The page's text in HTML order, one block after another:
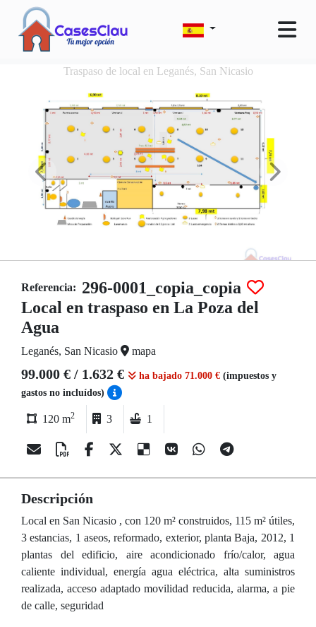
Traspaso de local en Leganés, San Nicasio
Referencia: 296-0001_copia_copia
Local en traspaso en La Poza del
Agua
Leganés, San Nicasio mapa
99.000 € / 1.632 € ha bajado 71.000 € (impuestos y
gastos no incluídos)
120 m2 3 1
Descripción
Local en San Nicasio , con 120 m² construidos, 115 m² útiles,
3 estancias, 1 aseos, reformado, exterior, planta Baja, 2012, 1
plantas del edificio, aire acondicionado frío/calor, agua
caliente individual, energía agua eléctrica, alta suministros
realizada, acceso adaptado movilidad reducida, alarma, a pie
de calle, seguridad